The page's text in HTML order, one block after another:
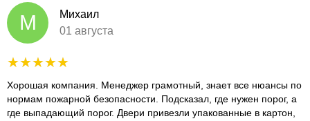
М
Михаил
01 августа
Хорошая компания. Менеджер грамотный, знает все нюансы по
нормам пожарной безопасности. Подсказал, где нужен порог, а
где выпадающий порог. Двери привезли упакованные в картон,